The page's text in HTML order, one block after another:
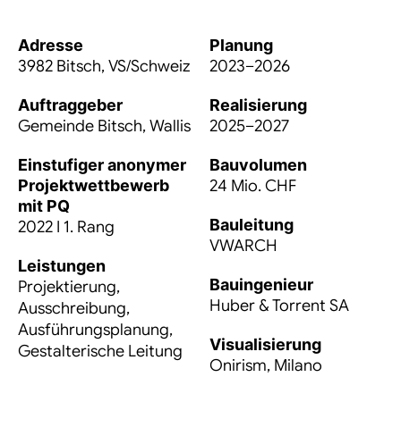
Adresse
3982 Bitsch, VS/Schweiz
Auftraggeber
Gemeinde Bitsch, Wallis
Einstufiger anonymer
Projektwettbewerb
mit PQ
2022 I 1. Rang
Leistungen
Projektierung,
Ausschreibung,
Ausführungsplanung,
Gestalterische Leitung
Planung
2023–2026
Realisierung
2025–2027
Bauvolumen
24 Mio. CHF
Bauleitung
VWARCH
Bauingenieur
Huber & Torrent SA
Visualisierung
Onirism, Milano